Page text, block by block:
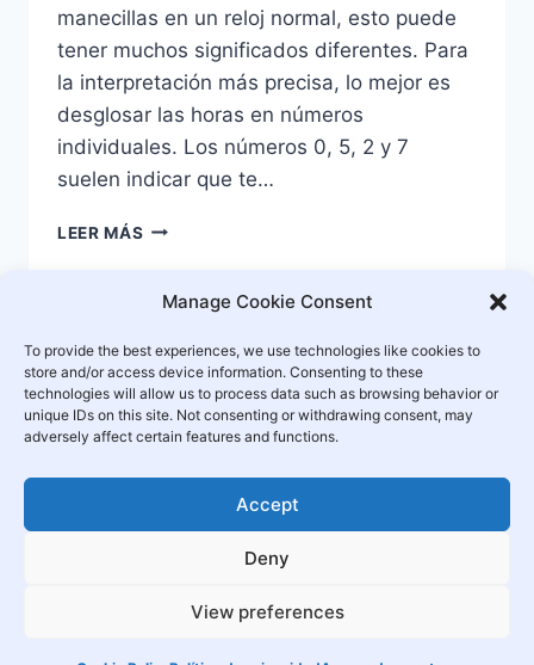
Manage Cookie Consent
To provide the best experiences, we use technologies like cookies to
store and/or access device information. Consenting to these
technologies will allow us to process data such as browsing behavior or
unique IDs on this site. Not consenting or withdrawing consent, may
adversely affect certain features and functions.
Accept
Deny
View preferences
manecillas en un reloj normal, esto puede
tener muchos significados diferentes. Para
la interpretación más precisa, lo mejor es
desglosar las horas en números
individuales. Los números 0, 5, 2 y 7
suelen indicar que te…
LEER MÁS 05:27
INMERSIÓN
EN
EL
SIMBOLISMO
DE
MANECILLAS
RELOJ
SUPERPUESTAS
Horas Espejo Acerca de nosotros
Mapa de sitio Política de privacidad
© 2026 Hora Espejo